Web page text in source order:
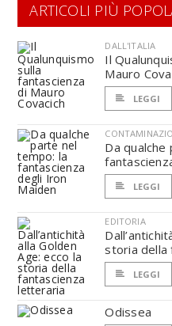
ARTICOLI PIÙ
DALL'ITALIA
Il
Mauro
LEGGI
Da
LEGGI
EDITORIA
storia della
LEGGI
Odissea